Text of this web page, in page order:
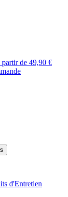
partir de 49,90 €
d'Entretien